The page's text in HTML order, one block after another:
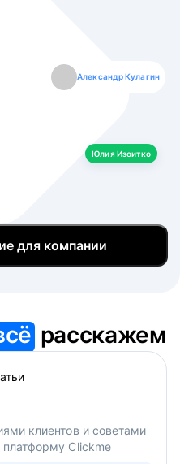
Александр Кулагин
Юлия Изоитко
Даниил Макаров
Екатерина Лазаренко
Борис Кашко
Юлия Изоитко
для компании
расскажем
клиентов и советами
Clickme